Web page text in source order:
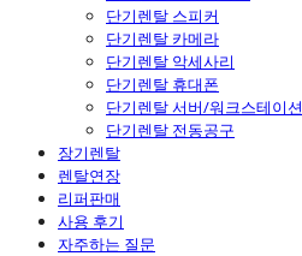
단기렌탈 스피커
단기렌탈 카메라
단기렌탈 악세사리
단기렌탈 휴대폰
단기렌탈 서버/워크스테이션
단기렌탈 전동공구
장기렌탈
렌탈연장
리퍼판매
사용 후기
자주하는 질문